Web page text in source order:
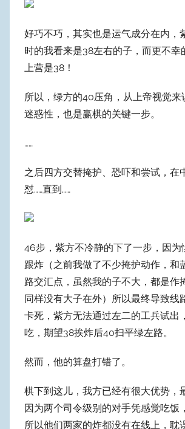
好巧不巧，其实也是运气成分在内，
时的我看来是38左右的子，而更不幸
上营是38！
所以，绿方的40压角，从上帝视觉来
迷惑性，也是赢棋的关键一步。
……
之后四方交替掩护、恐吓和尝试，在
怼……直到……
46步，紫方不冷静的下了一步，因为
跟炸（之前我做了不少掩护动作，和
路交汇点，虽然我的子不大，都是作
同样没有大子在外）所以最终导致线
卡死，紫方无法通过左二的工兵试出
吃，期望38挨炸后40扫平绿左路。
然而，他的算盘打错了。
棋下到这儿，我方已经有很大优势，
因为两个司令级别的对手凭感觉吃饭
所以他们两家的炸都没有在线上，耽